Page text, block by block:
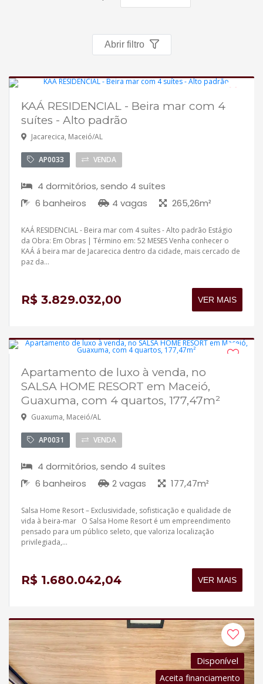
Política de privacidade
Simulador de financiamento
Contato
Abrir filtro
KAÁ RESIDENCIAL - Beira mar com 4
suítes - Alto padrão
Jacarecica, Maceió/AL
AP0033 VENDA
4 dormitórios, sendo 4 suítes
6 banheiros
4 vagas 265,26m²
KAÁ RESIDENCIAL - Beira mar com 4 suítes - Alto padrão Estágio
da Obra: Em Obras | Término em: 52 MESES Venha conhecer o
KAÁ á beira mar de Jacarecica dentro da cidade, mais cercado de
paz da...
R$ 3.829.032,00 VER MAIS
Em construção
Aceita financiamento
Apartamento de luxo à venda, no
SALSA HOME RESORT em Maceió,
Guaxuma, com 4 quartos, 177,47m²
Guaxuma, Maceió/AL
AP0031 VENDA
4 dormitórios, sendo 4 suítes
6 banheiros
2 vagas 177,47m²
Salsa Home Resort – Exclusividade, sofisticação e qualidade de
vida à beira-mar O Salsa Home Resort é um empreendimento
pensado para um público seleto, que valoriza localização
privilegiada,...
R$ 1.680.042,04 VER MAIS
Disponível
Aceita financiamento